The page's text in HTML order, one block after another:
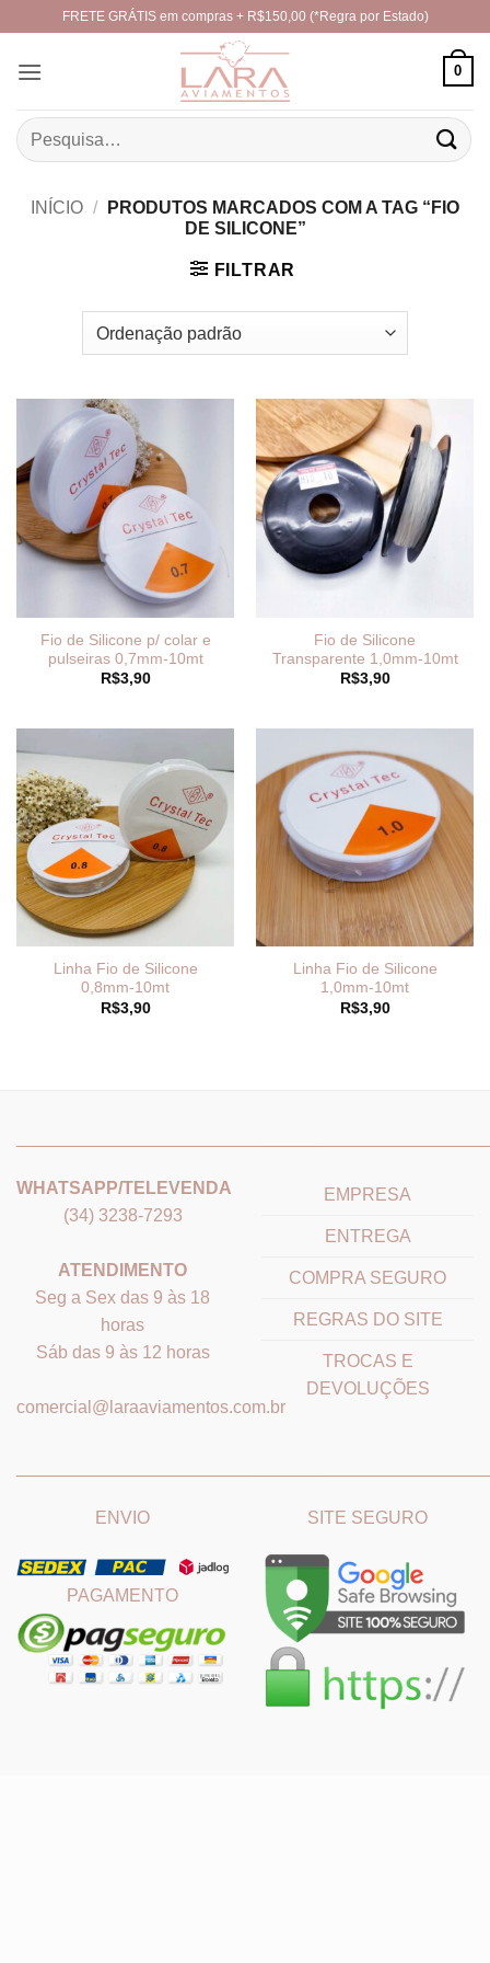
content
FRETE GRÁTIS em compras + R$150,00 (*Regra por Estado)
0
Pesquisar
por:
INÍCIO /
PRODUTOS MARCADOS COM A TAG “FIO
DE SILICONE”
FILTRAR
Fio de Silicone p/ colar e
pulseiras 0,7mm-10mt
R$3,90
Fio de Silicone
Transparente 1,0mm-10mt
R$3,90
Linha Fio de Silicone
0,8mm-10mt
R$3,90
Linha Fio de Silicone
1,0mm-10mt
R$3,90
WHATSAPP/TELEVENDA
(34) 3238-7293
ATENDIMENTO
Seg a Sex das 9 às 18
horas
Sáb das 9 às 12 horas
comercial@laraaviamentos.com.br
EMPRESA
ENTREGA
COMPRA SEGURO
REGRAS DO SITE
TROCAS E
DEVOLUÇÕES
ENVIO
PAGAMENTO
SITE SEGURO